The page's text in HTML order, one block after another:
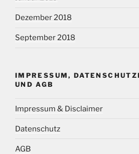
Dezember 2018
September 2018
IMPRESSUM,
UND AGB
Impressum & Disclaimer
Datenschutz
AGB